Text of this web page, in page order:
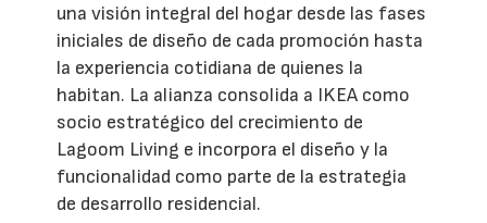
una visión integral del hogar desde las fases
iniciales de diseño de cada promoción hasta
la experiencia cotidiana de quienes la
habitan. La alianza consolida a IKEA como
socio estratégico del crecimiento de
Lagoom Living e incorpora el diseño y la
funcionalidad como parte de la estrategia
de desarrollo residencial.